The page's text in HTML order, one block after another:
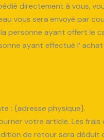
directement à vous,
vous sera envoyé par
personne ayant offert le
ayant effectué l’
: {adresse physique}.
votre article. Les frais
de retour sera